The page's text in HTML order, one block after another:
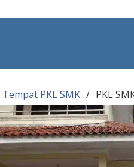
Tempat PKL SMK PKL